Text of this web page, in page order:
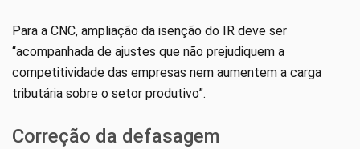
Para a CNC, ampliação da isenção do IR deve ser
“acompanhada de ajustes que não prejudiquem a
competitividade das empresas nem aumentem a carga
tributária sobre o setor produtivo”.
Correção da defasagem